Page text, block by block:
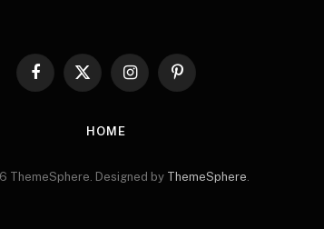
Facebook
X
InstagramPinterest
HOME
ThemeSphere. Designed by ThemeSphere.